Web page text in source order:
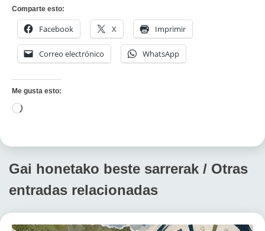
Comparte esto:
Facebook X Imprimir
Correo electrónico WhatsApp
Me gusta esto:
Cargando...
Gai honetako beste sarrerak / Otras
entradas relacionadas